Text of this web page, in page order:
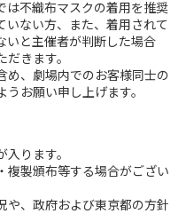
は不織布マスクの着用を推奨
いない方、また、着用されて
いと主催者が判断した場合
きます。
め、劇場内でのお客様同士の
お願い申し上げます。
ります。
複製頒布等する場合がござい
や、政府および東京都の方針